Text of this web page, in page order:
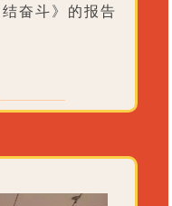
奋斗》的报告